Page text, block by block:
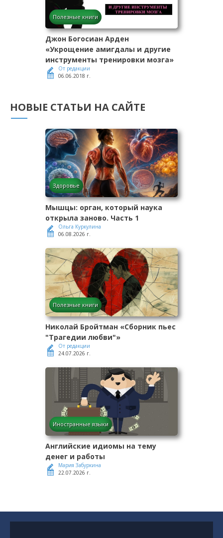
Полезные книги
Джон Богосиан Арден
«Укрощение амигдалы и другие
инструменты тренировки мозга»
От редакции
06.06.2018 г.
НОВЫЕ СТАТЬИ НА САЙТЕ
Здоровье
Мышцы: орган, который наука
открыла заново. Часть 1
Ольга Куркулина
06.08.2026 г.
Полезные книги
Николай Бройтман «Сборник пьес
"Трагедии любви"»
От редакции
24.07.2026 г.
Иностранные языки
Английские идиомы на тему
денег и работы
Мария Забуркина
22.07.2026 г.